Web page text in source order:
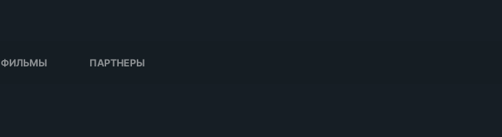
ФИЛЬМЫ ПАРТНЕРЫ